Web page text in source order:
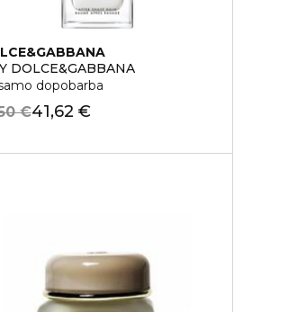
DOLCE&GABBANA
dopobarba
41,62 €
€